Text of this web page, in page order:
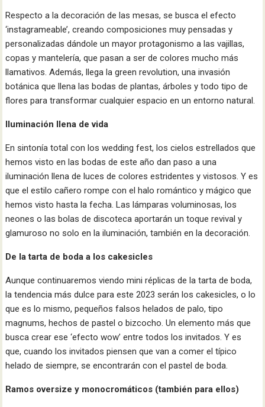
Respecto a la decoración de las mesas, se busca el efecto
‘instagrameable’, creando composiciones muy pensadas y
personalizadas dándole un mayor protagonismo a las vajillas,
copas y mantelería, que pasan a ser de colores mucho más
llamativos. Además, llega la green revolution, una invasión
botánica que llena las bodas de plantas, árboles y todo tipo de
flores para transformar cualquier espacio en un entorno natural.
Iluminación llena de vida
En sintonía total con los wedding fest, los cielos estrellados que
hemos visto en las bodas de este año dan paso a una
iluminación llena de luces de colores estridentes y vistosos. Y es
que el estilo cañero rompe con el halo romántico y mágico que
hemos visto hasta la fecha. Las lámparas voluminosas, los
neones o las bolas de discoteca aportarán un toque revival y
glamuroso no solo en la iluminación, también en la decoración.
De la tarta de boda a los cakesicles
Aunque continuaremos viendo mini réplicas de la tarta de boda,
la tendencia más dulce para este 2023 serán los cakesicles, o lo
que es lo mismo, pequeños falsos helados de palo, tipo
magnums, hechos de pastel o bizcocho. Un elemento más que
busca crear ese ‘efecto wow’ entre todos los invitados. Y es
que, cuando los invitados piensen que van a comer el típico
helado de siempre, se encontrarán con el pastel de boda.
Ramos oversize y monocromáticos (también para ellos)